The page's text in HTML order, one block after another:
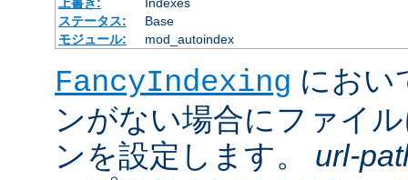
ステータス:
Base
モジュール:
mod_autoindex
FancyIndexing におい
ンがない場合にファイ
ンを設定します。 url-